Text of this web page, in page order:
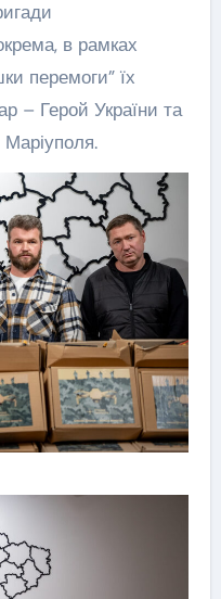
в рамках
перемоги” їх
– Герой України та